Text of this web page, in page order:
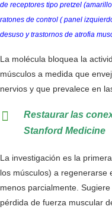
de receptores tipo pretzel
ratones de control ( panel
desuso y trastornos de atrofia
La molécula bloquea la
músculos a medida que
nervios y que prevalece en
Restaurar las
Stanford Medicine
La investigación es la
los músculos) a regenerarse
menos parcialmente.
pérdida de fuerza muscular